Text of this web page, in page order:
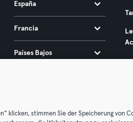
España
Francia
Países Bajos
klicken, stimmen Sie der Speicherung von